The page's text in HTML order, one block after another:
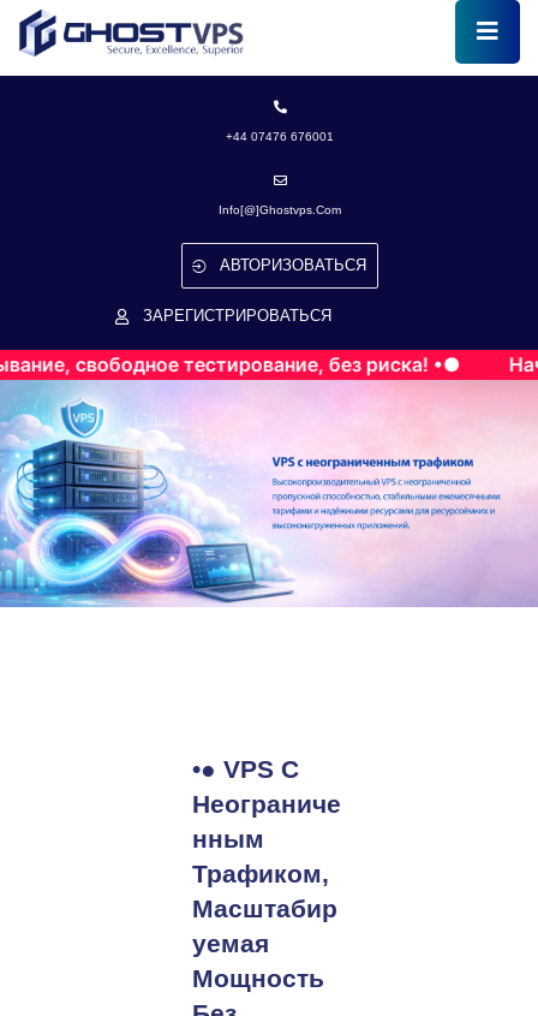
+44 07476 676001
Info[@]ghostvps.com
АВТОРИЗОВАТЬСЯ
ЗАРЕГИСТРИРОВАТЬСЯ
тестирование, без риска! •● Начните
•● VPS С
Неограниче
Нным
Трафиком,
Масштабир
Уемая
Мощность